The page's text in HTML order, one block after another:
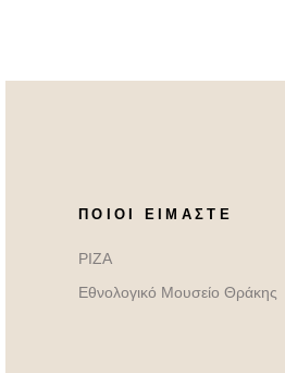
ΠΟΙΟΙ ΕΊΜΑΣΤΕ
ΡΙΖΑ
Εθνολογικό Μουσείο Θράκης